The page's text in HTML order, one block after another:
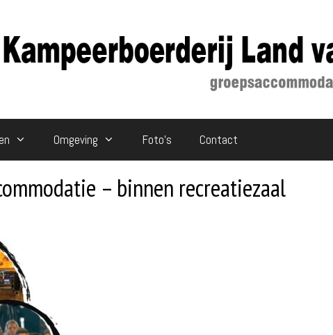
Omgeving Foto’s Contact
– binnen recreatiezaal